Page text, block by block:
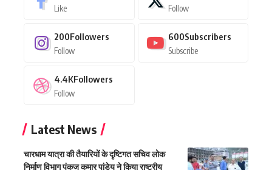
Like Follow
200Followers
Follow
600Subscribers
Subscribe
4.4KFollowers
Follow
Latest News
चारधाम यात्रा की तैयारियों के दृष्टिगत सचिव लोक
निर्माण विभाग पंकज कुमार पांडेय ने किया राष्ट्रीय